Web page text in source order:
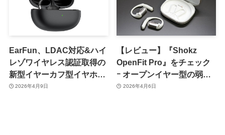
EarFun、LDAC対応&ハイ
レゾワイヤレス認証取得の
新型イヤーカフ型イヤホン
「EarFun Clip 2」を発表 ｰ
2026年4月9日
【レビュー】『Shokz
OpenFit Pro』をチェック
ｰ オープンイヤー型の弱点
であるノイズの低減が可能
2026年4月6日